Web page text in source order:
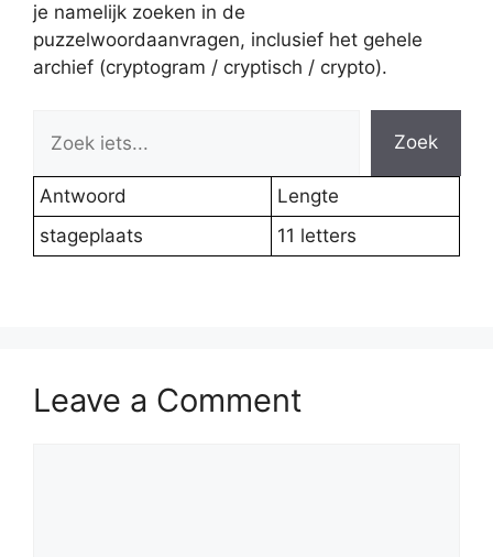
je namelijk zoeken in de
puzzelwoordaanvragen, inclusief het gehele
archief (cryptogram / cryptisch / crypto).
Zoek
Antwoord
Lengte
stageplaats
11 letters
Leave a Comment